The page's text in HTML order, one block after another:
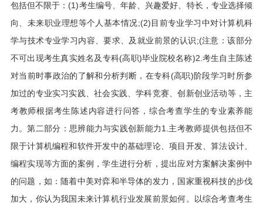
包括但不限于：(1)考生编号、年龄、兴趣爱好、特长，专业选择倾
向、未来职业理想等个人基本情况;(2)目前专业学习中对计算机科
学与技术专业学习内容、要求、及就业前景的认识;(注意：该部分
不可出现考生真实姓名及专科(高职)毕业院校名称)2.考生自主陈述
对当前时事政治的了解和分析判断，在专科(高职)阶段学习时所参
加过的专业实习实践、社会实践、学科竞赛、创新创业活动等，主
考教师根据考生陈述内容进行问答，综合考查学生的专业素养能
力。第二部分：思辨能力与实践创新能力1.主考教师提供包括但不
限于计算机编程和软件开发中的基础理论、项目开发、算法设计、
编程实现等方面的案例，学生进行分析，提出应对方案解决案例中
的问题，如：随着中美对弈和半导体的发力，国家重视科技的步伐
加大，你认为我国未来计算机行业发展前景如何。以综合考查考生